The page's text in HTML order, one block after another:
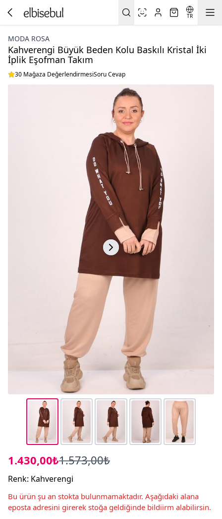
TR
MODA ROSA
Kahverengi Büyük Beden Kolu Baskılı Kristal İki
İplik Eşofman Takım
30 Mağaza DeğerlendirmesiSoru Cevap
1.430,00₺1.573,00₺
Renk: Kahverengi
Bu ürün şu an stokta bulunmamaktadır. Aşağıdaki alana
eposta adresini girerek stoğa geldiğinde bildiirm alabilirsin.